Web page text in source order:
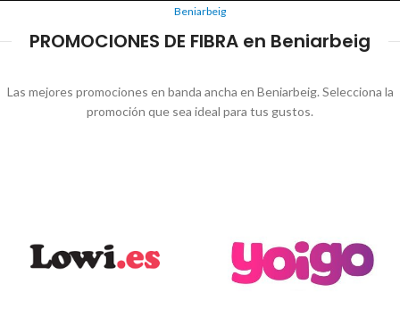
Beniarbeig
PROMOCIONES DE FIBRA en Beniarbeig
Las mejores promociones en banda ancha en Beniarbeig. Selecciona la
promoción que sea ideal para tus gustos.